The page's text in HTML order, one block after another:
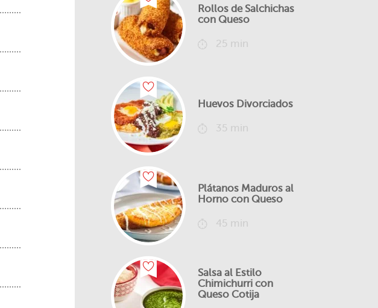
Rollos de Salchichas
con Queso
25 min
Huevos Divorciados
35 min
Plátanos Maduros al
Horno con Queso
45 min
Salsa al Estilo
Chimichurri con
Queso Cotija